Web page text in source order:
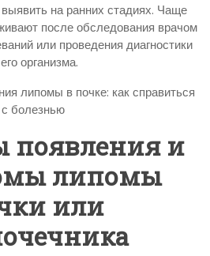
на ранних стадиях. Чаще
после обследования врачом
или проведения диагностики
организма.
и
липомы
или